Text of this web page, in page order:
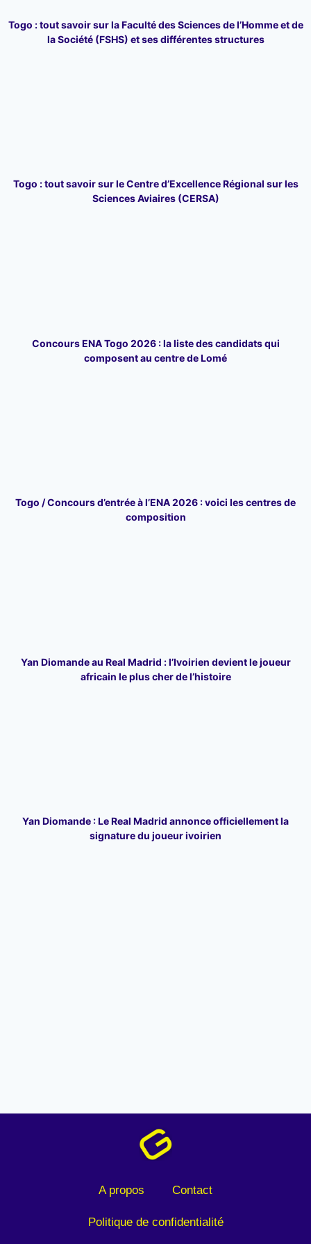
Togo : tout savoir sur la Faculté des Sciences de l’Homme et de
la Société (FSHS) et ses différentes structures
Togo : tout savoir sur le Centre d’Excellence Régional sur les
Sciences Aviaires (CERSA)
Concours ENA Togo 2026 : la liste des candidats qui
composent au centre de Lomé
Togo / Concours d’entrée à l’ENA 2026 : voici les centres de
composition
Yan Diomande au Real Madrid : l’Ivoirien devient le joueur
africain le plus cher de l’histoire
Yan Diomande : Le Real Madrid annonce officiellement la
signature du joueur ivoirien
A propos Contact
Politique de confidentialité